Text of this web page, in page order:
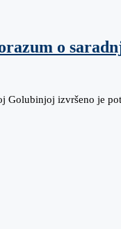
o
Golubinjoj izvršeno je